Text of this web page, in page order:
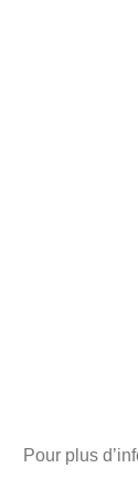
Pour plus